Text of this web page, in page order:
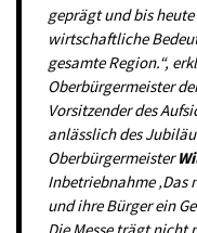
geprägt und bis
wirtschaftliche
gesamte Region.“,
Oberbürgermeister
Vorsitzender des
anlässlich des
Oberbürgermeister
Inbetriebnahme ‚Das
und ihre Bürger ein